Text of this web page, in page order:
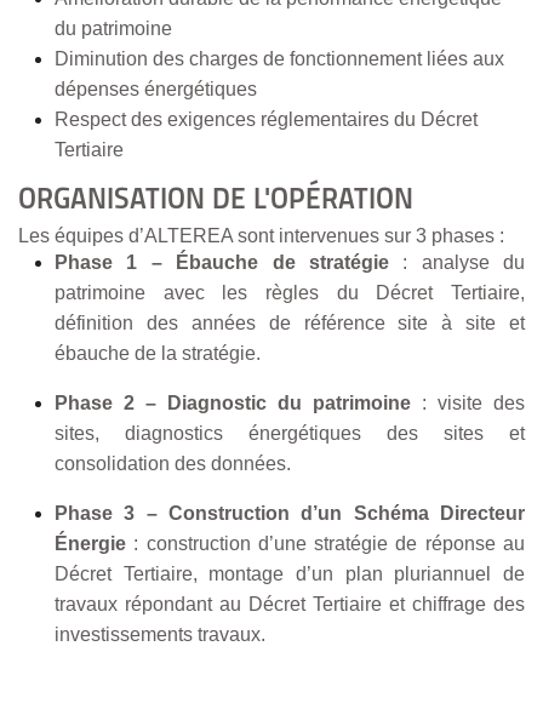
du patrimoine
Diminution des charges de fonctionnement liées aux
dépenses énergétiques
Respect des exigences réglementaires du Décret
Tertiaire
ORGANISATION DE L'OPÉRATION
Les équipes d’ALTEREA sont intervenues sur 3 phases :
Phase 1 – Ébauche de stratégie: analyse du
patrimoine avec les règles du Décret Tertiaire,
définition des années de référence site à site et
ébauche de la stratégie.
Phase 2 – Diagnostic du patrimoine : visite des
sites, diagnostics énergétiques des sites et
consolidation des données.
Phase 3 – Construction d’un Schéma Directeur
Énergie : construction d’une stratégie de réponse au
Décret Tertiaire, montage d’un plan pluriannuel de
travaux répondant au Décret Tertiaire et chiffrage des
investissements travaux.